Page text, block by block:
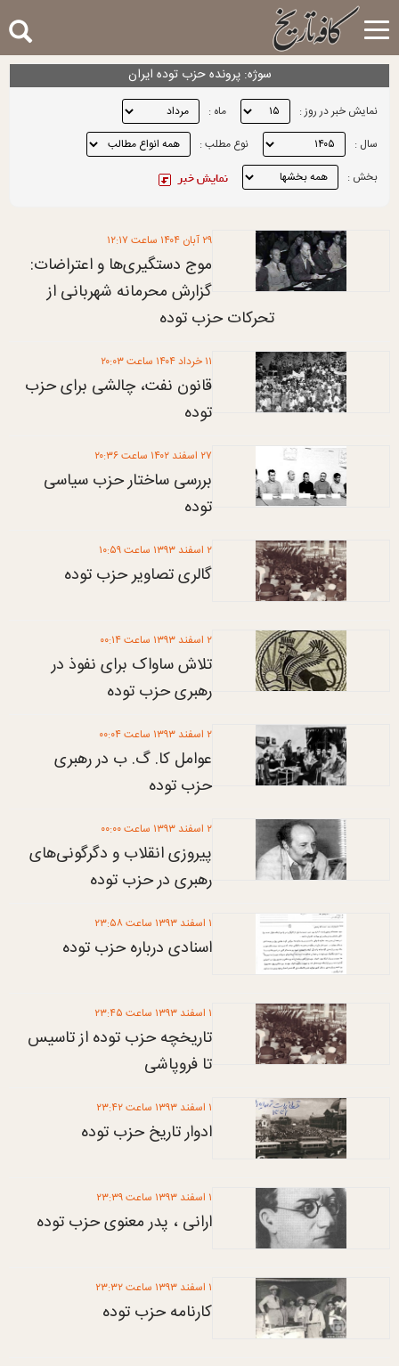
Toggle
navigation
سوژه: پرونده حزب توده ايران
نمایش خبر در روز :
ماه :
سال :
نوع مطلب :
بخش :
۲۹ آبان ۱۴۰۴ ساعت ۱۲:۱۷
موج دستگیری‌ها و اعتراضات:
گزارش محرمانه شهربانی از
تحرکات حزب توده
۱۱ خرداد ۱۴۰۴ ساعت ۲۰:۰۳
قانون نفت، چالشی برای حزب
توده
۲۷ اسفند ۱۴۰۲ ساعت ۲۰:۳۶
بررسی ساختار حزب سیاسی
توده
۲ اسفند ۱۳۹۳ ساعت ۱۰:۵۹
گالری تصاویر حزب توده
۲ اسفند ۱۳۹۳ ساعت ۰۰:۱۴
تلاش ساواک برای نفوذ در
رهبری حزب توده
۲ اسفند ۱۳۹۳ ساعت ۰۰:۰۴
عوامل کا. گ. ب در رهبری
حزب توده
۲ اسفند ۱۳۹۳ ساعت ۰۰:۰۰
پیروزی انقلاب و دگرگونی‌های
رهبری در حزب توده
۱ اسفند ۱۳۹۳ ساعت ۲۳:۵۸
اسنادی درباره حزب توده
۱ اسفند ۱۳۹۳ ساعت ۲۳:۴۵
تاریخچه حزب توده از تاسیس
تا فروپاشی
۱ اسفند ۱۳۹۳ ساعت ۲۳:۴۲
ادوار تاریخ حزب توده
۱ اسفند ۱۳۹۳ ساعت ۲۳:۳۹
ارانی ، پدر معنوی حزب توده
۱ اسفند ۱۳۹۳ ساعت ۲۳:۳۲
کارنامه حزب توده